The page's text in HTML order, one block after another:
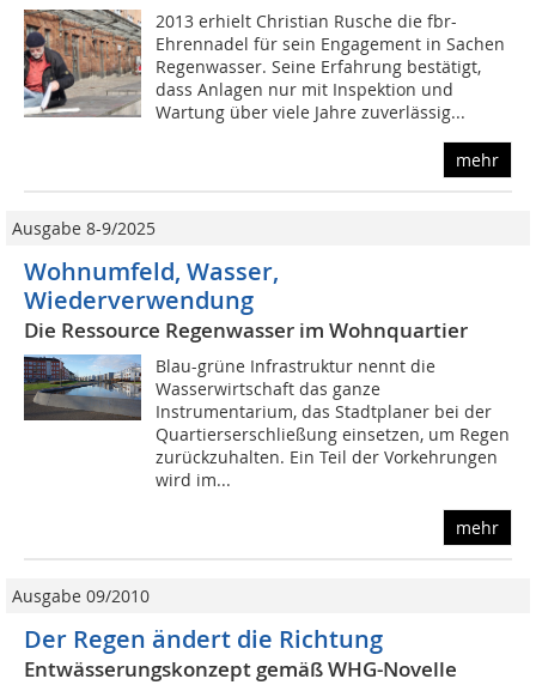
2013 erhielt Christian Rusche die fbr-
Ehrennadel für sein Engagement in Sachen
Regenwasser. Seine Erfahrung bestätigt,
dass Anlagen nur mit Inspektion und
Wartung über viele Jahre zuverlässig...
mehr
Ausgabe 8-9/2025
Wohnumfeld, Wasser,
Wiederverwendung
Die Ressource Regenwasser im Wohnquartier
Blau-grüne Infrastruktur nennt die
Wasserwirtschaft das ganze
Instrumentarium, das Stadtplaner bei der
Quartierserschließung einsetzen, um Regen
zurückzuhalten. Ein Teil der Vorkehrungen
wird im...
mehr
Ausgabe 09/2010
Der Regen ändert die Richtung
Entwässerungskonzept gemäß WHG-Novelle